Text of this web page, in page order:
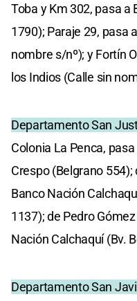
Toba y Km 302, pasa a
1790); Paraje 29, pasa
nombre s/nº); y Fortín
los Indios (Calle sin
Departamento San
Colonia La Penca,
Crespo (Belgrano
Banco Nación
1137); de Pedro
Nación Calchaquí (Bv.
Departamento San